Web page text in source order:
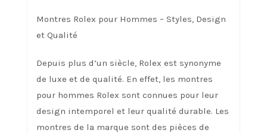
Montres Rolex pour Hommes – Styles, Design
et Qualité
Depuis plus d’un siècle, Rolex est synonyme
de luxe et de qualité. En effet, les montres
pour hommes Rolex sont connues pour leur
design intemporel et leur qualité durable. Les
montres de la marque sont des pièces de